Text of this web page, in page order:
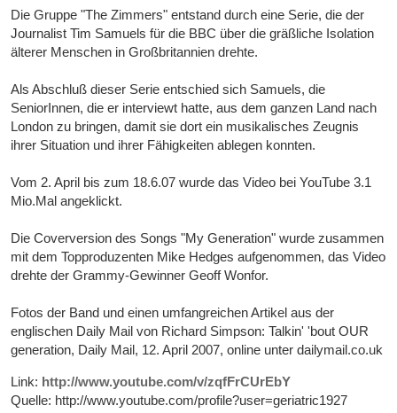
Die Gruppe "The Zimmers" entstand durch eine Serie, die der
Journalist Tim Samuels für die BBC über die gräßliche Isolation
älterer Menschen in Großbritannien drehte.
Als Abschluß dieser Serie entschied sich Samuels, die
SeniorInnen, die er interviewt hatte, aus dem ganzen Land nach
London zu bringen, damit sie dort ein musikalisches Zeugnis
ihrer Situation und ihrer Fähigkeiten ablegen konnten.
Vom 2. April bis zum 18.6.07 wurde das Video bei YouTube 3.1
Mio.Mal angeklickt.
Die Coverversion des Songs "My Generation" wurde zusammen
mit dem Topproduzenten Mike Hedges aufgenommen, das Video
drehte der Grammy-Gewinner Geoff Wonfor.
Fotos der Band und einen umfangreichen Artikel aus der
englischen Daily Mail von Richard Simpson: Talkin' 'bout OUR
generation, Daily Mail, 12. April 2007, online unter dailymail.co.uk
Link: http://www.youtube.com/v/zqfFrCUrEbY
Quelle: http://www.youtube.com/profile?user=geriatric1927